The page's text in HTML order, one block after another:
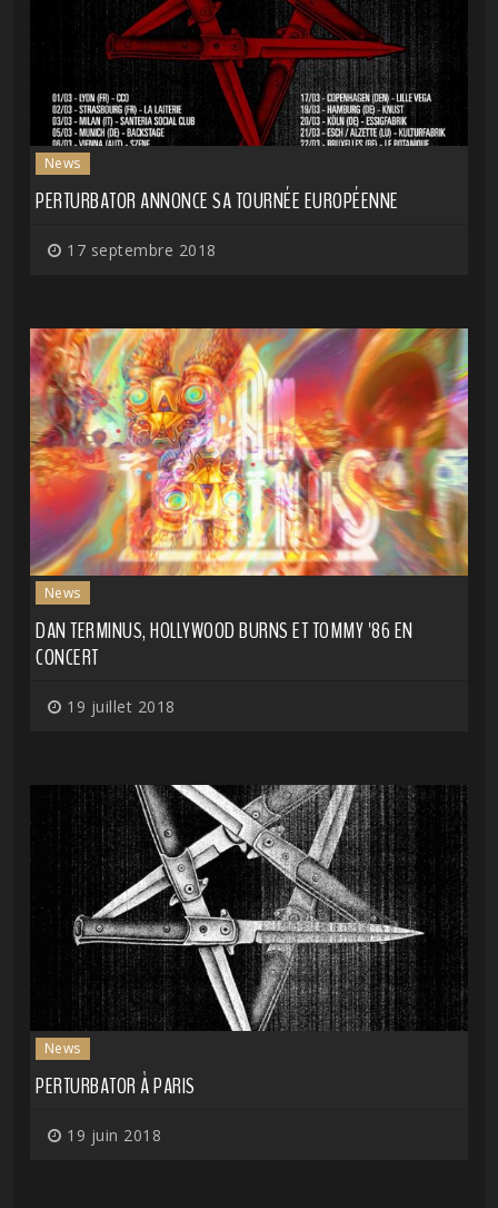
News
PERTURBATOR ANNONCE SA TOURNÉE EUROPÉENNE
17 septembre 2018
News
DAN TERMINUS, HOLLYWOOD BURNS ET TOMMY '86 EN
CONCERT
19 juillet 2018
News
PERTURBATOR À PARIS
19 juin 2018